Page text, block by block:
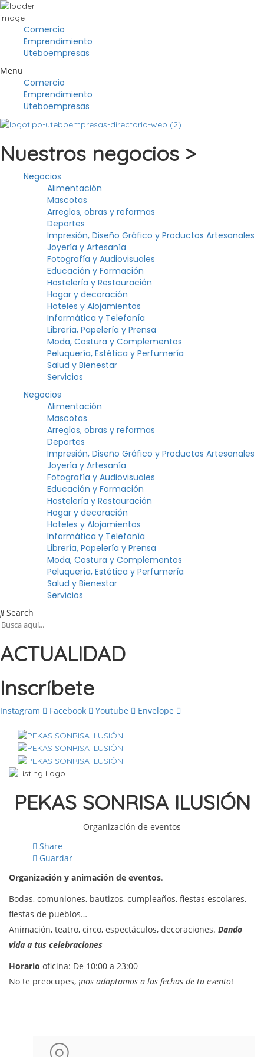
Comercio
Emprendimiento
Uteboempresas
Menu
Comercio
Emprendimiento
Uteboempresas
Nuestros negocios >
Negocios
Alimentación
Mascotas
Arreglos, obras y reformas
Deportes
Impresión, Diseño Gráfico y Productos Artesanales
Joyería y Artesanía
Fotografía y Audiovisuales
Educación y Formación
Hostelería y Restauración
Hogar y decoración
Hoteles y Alojamientos
Informática y Telefonía
Librería, Papelería y Prensa
Moda, Costura y Complementos
Peluquería, Estética y Perfumería
Salud y Bienestar
Servicios
Negocios
Alimentación
Mascotas
Arreglos, obras y reformas
Deportes
Impresión, Diseño Gráfico y Productos Artesanales
Joyería y Artesanía
Fotografía y Audiovisuales
Educación y Formación
Hostelería y Restauración
Hogar y decoración
Hoteles y Alojamientos
Informática y Telefonía
Librería, Papelería y Prensa
Moda, Costura y Complementos
Peluquería, Estética y Perfumería
Salud y Bienestar
Servicios
Search
ACTUALIDAD
Inscríbete
Instagram Facebook Youtube Envelope
PEKAS SONRISA ILUSIÓN
Organización de eventos
Share
Guardar
Organización y animación de eventos.
Bodas, comuniones, bautizos, cumpleaños, fiestas escolares,
fiestas de pueblos…
Animación, teatro, circo, espectáculos, decoraciones. Dando
vida a tus celebraciones
Horario oficina: De 10:00 a 23:00
No te preocupes, ¡nos adaptamos a las fechas de tu evento!